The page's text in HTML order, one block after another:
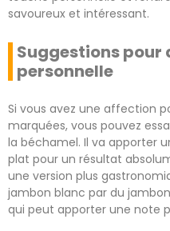
savoureux et intéressant.
Suggestions pour
personnelle
Si vous avez une affection
marquées, vous pouvez
la béchamel. Il va apporter
plat pour un résultat
une version plus
jambon blanc par du
qui peut apporter une note